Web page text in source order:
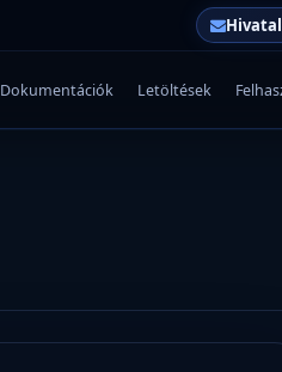
Dokumentációk Letöltések